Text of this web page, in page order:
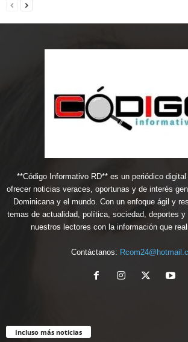
**Código Informativo RD** es un periódico
ofrecer noticias veraces, oportunas y de interés
Dominicana y el mundo. Con un enfoque ágil y
temas de actualidad, política, sociedad, deportes
nuestros lectores con la información que
Contáctanos:
Incluso más noticias